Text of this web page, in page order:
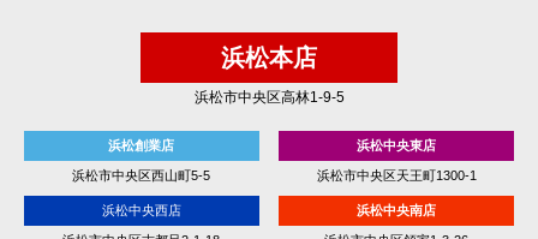
浜松本店
浜松市中央区高林1-9-5
浜松創業店
浜松市中央区西山町5-5
浜松中央東店
浜松市中央区天王町1300-1
浜松中央西店 浜松中央南店